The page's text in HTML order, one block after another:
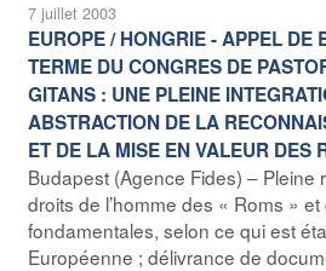
7 juillet 2003
EUROPE / HONGRIE - APPEL DE
TERME DU CONGRES DE
GITANS : UNE PLEINE
ABSTRACTION DE LA
ET DE LA MISE EN VALEUR DES
Budapest (Agence Fides) – Pleine
droits de l’homme des « Roms »
fondamentales, selon ce qui est
Européenne ; délivrance de